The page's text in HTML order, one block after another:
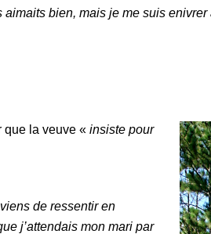
bien, mais je me suis
que la veuve « insiste pour
de ressentir en
j’attendais mon mari par